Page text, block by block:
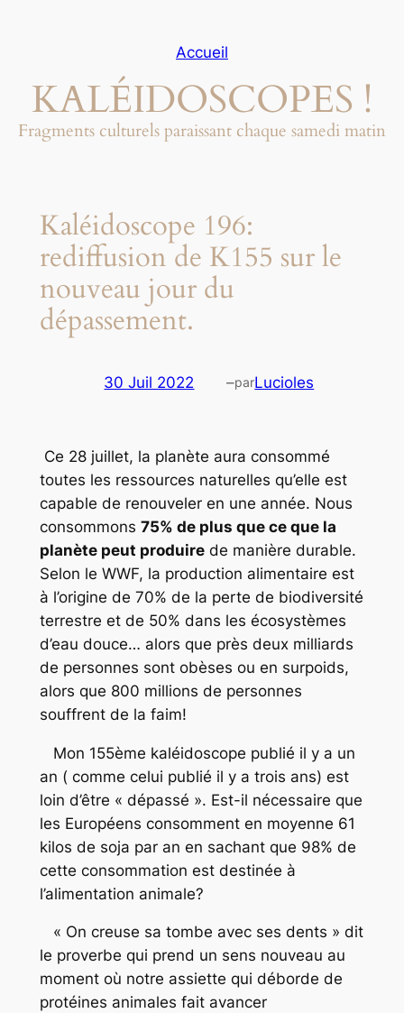
Accueil
KALÉIDOSCOPES !
Fragments culturels paraissant chaque samedi matin
Kaléidoscope 196:
rediffusion de K155 sur le
nouveau jour du
dépassement.
30 Juil 2022 –parLucioles
Ce 28 juillet, la planète aura consommé
toutes les ressources naturelles qu’elle est
capable de renouveler en une année. Nous
consommons 75% de plus que ce que la
planète peut produirede manière durable.
Selon le WWF, la production alimentaire est
à l’origine de 70% de la perte de biodiversité
terrestre et de 50% dans les écosystèmes
d’eau douce… alors que près deux milliards
de personnes sont obèses ou en surpoids,
alors que 800 millions de personnes
souffrent de la faim!
Mon 155ème kaléidoscope publié il y a un
an ( comme celui publié il y a trois ans) est
loin d’être « dépassé ». Est-il nécessaire que
les Européens consomment en moyenne 61
kilos de soja par an en sachant que 98% de
cette consommation est destinée à
l’alimentation animale?
« On creuse sa tombe avec ses dents » dit
le proverbe qui prend un sens nouveau au
moment où notre assiette qui déborde de
protéines animales fait avancer